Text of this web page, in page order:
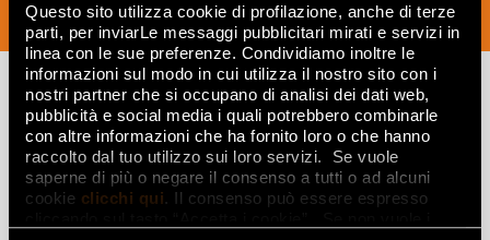
Questo sito utilizza cookie di profilazione, anche di terze
parti, per inviarLe messaggi pubblicitari mirati e servizi in
linea con le sue preferenze. Condividiamo inoltre le
informazioni sul modo in cui utilizza il nostro sito con i
nostri partner che si occupano di analisi dei dati web,
pubblicità e social media i quali potrebbero combinarle
con altre informazioni che ha fornito loro o che hanno
raccolto dal tuo utilizzo sui loro servizi. Se vuole
saperne di più o negare il consenso a tutti o ad alcuni
cookie clicchi qui. Il consenso può essere espresso
ISCRIVITI ORA
Lasciati
ispirare
da ambienti